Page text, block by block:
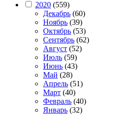
2020 (559)
Декабрь (60)
Ноябрь (39)
Октябрь (53)
Сентябрь (62)
Август (52)
Июль (59)
Июнь (43)
Май (28)
Апрель (51)
Март (40)
Февраль (40)
Январь (32)